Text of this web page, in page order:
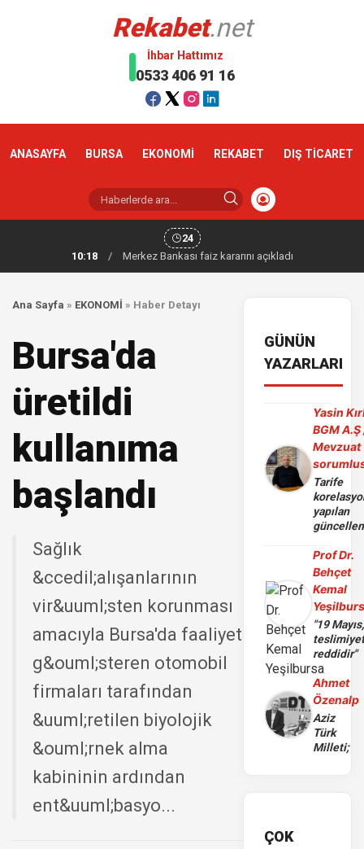
Rekabet.net
İhbar Hattımız
0533 406 91 16
ANASAYFA BURSA EKONOMİ REKABET DIŞ TİCARET
24
10:18
/ Merkez Bankası faiz kararını açıkladı
Ana Sayfa » EKONOMİ » Haber Detayı
Bursa'da
üretildi
kullanıma
başlandı
Sağlık
&ccedil;alışanlarının
vir&uuml;sten korunması
amacıyla Bursa'da faaliyet
g&ouml;steren otomobil
firmaları tarafından
&uuml;retilen biyolojik
&ouml;rnek alma
kabininin ardından
ent&uuml;basyo...
GÜNÜN
YAZARLARI
Yasin
BGM A.Ş
Mevzuat
Tarife
yapılan
Prof Dr.
Behçet
Kemal
"19 Mayıs,
reddidir"
Ahmet
Özenalp
Aziz
Türk
Milleti;
ÇOK